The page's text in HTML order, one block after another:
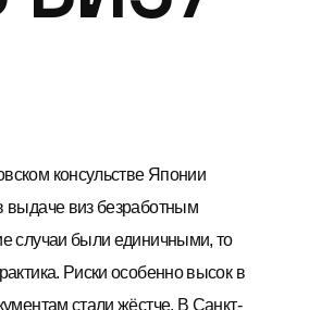
консульстве Японии
выдаче виз безработным
случаи были единичными, то
Риски особенно высок в
стали жёстче. В Санкт-